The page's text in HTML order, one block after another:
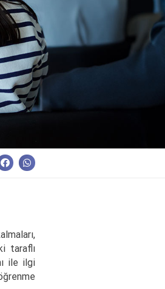
taraflı
ile ilgi